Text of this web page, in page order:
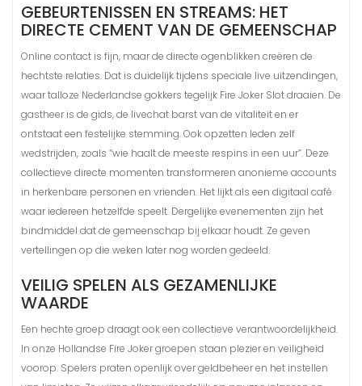
GEBEURTENISSEN EN STREAMS: HET
DIRECTE CEMENT VAN DE GEMEENSCHAP
Online contact is fijn, maar de directe ogenblikken creëren de
hechtste relaties. Dat is duidelijk tijdens speciale live uitzendingen,
waar talloze Nederlandse gokkers tegelijk Fire Joker Slot draaien. De
gastheer is de gids, de livechat barst van de vitaliteit en er
ontstaat een festelijke stemming. Ook opzetten leden zelf
wedstrijden, zoals “wie haalt de meeste respins in een uur”. Deze
collectieve directe momenten transformeren anonieme accounts
in herkenbare personen en vrienden. Het lijkt als een digitaal café
waar iedereen hetzelfde speelt. Dergelijke evenementen zijn het
bindmiddel dat de gemeenschap bij elkaar houdt. Ze geven
vertellingen op die weken later nog worden gedeeld.
VEILIG SPELEN ALS GEZAMENLIJKE
WAARDE
Een hechte groep draagt ook een collectieve verantwoordelijkheid.
In onze Hollandse Fire Joker groepen staan plezier en veiligheid
voorop. Spelers praten openlijk over geldbeheer en het instellen